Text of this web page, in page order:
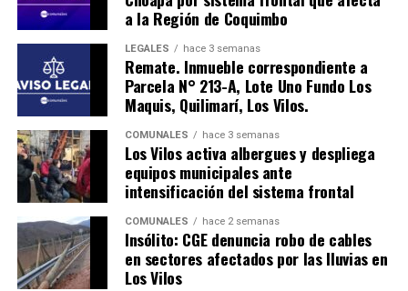
a la Región de Coquimbo
LEGALES hace 3 semanas
Remate. Inmueble correspondiente a
Parcela N° 213-A, Lote Uno Fundo Los
Maquis, Quilimarí, Los Vilos.
COMUNALES hace 3 semanas
Los Vilos activa albergues y despliega
equipos municipales ante
intensificación del sistema frontal
COMUNALES hace 2 semanas
Insólito: CGE denuncia robo de cables
en sectores afectados por las lluvias en
Los Vilos